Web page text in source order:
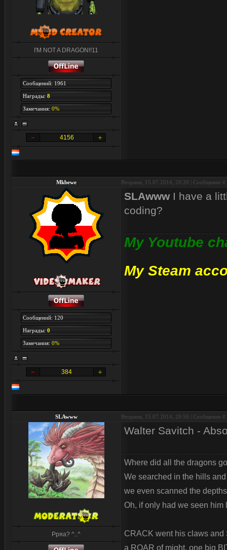
I'M NOT A DRAGON!!11
Сообщений: 1961
Награды: 8
Замечания: 0%
4156
Mkbewe Вторник, 15.07.2014, 20:39 | Сообщение #
Сообщений: 120
Награды: 0
Замечания: 0%
384
SLAwww I have a
coding?
My Youtube
My Steam
SLAwww Вторник, 15.07.2014, 20:50 | Сообщение #
Рряа? ^..^
Walter Savitch -
Where did all the dragons
We searched in the hills
we even scanned the
Oh, if only had we seen
CRACK went his claws
a ROAR of might, one big